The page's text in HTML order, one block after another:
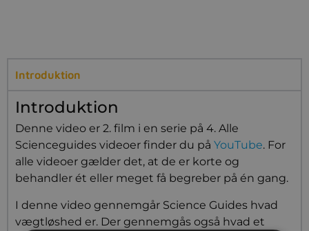
Introduktion
Introduktion
Denne video er 2. film i en serie på 4. Alle
Scienceguides videoer finder du på YouTube. For
alle videoer gælder det, at de er korte og
behandler ét eller meget få begreber på én gang.
I denne video gennemgår Science Guides hvad
vægtløshed er. Der gennemgås også hvad et